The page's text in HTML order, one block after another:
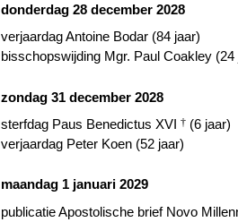
donderdag 28 december 2028
verjaardag Antoine Bodar (84 jaar)
bisschopswijding Mgr. Paul Coakley (24
zondag 31 december 2028
sterfdag Paus Benedictus XVI † (6 jaar)
verjaardag Peter Koen (52 jaar)
maandag 1 januari 2029
publicatie Apostolische brief Novo